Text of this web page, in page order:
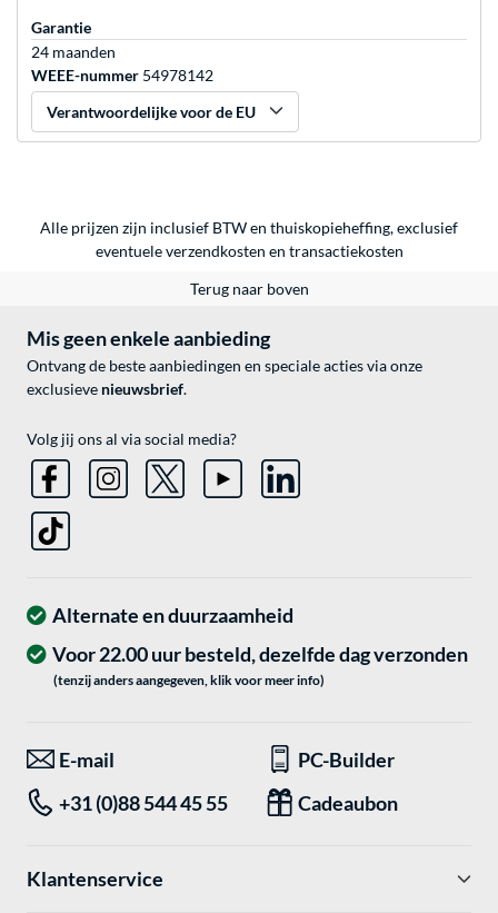
Garantie
24 maanden
WEEE-nummer 54978142
Verantwoordelijke voor de EU
Alle prijzen zijn inclusief BTW en thuiskopieheffing, exclusief
eventueleverzendkosten en transactiekosten
Terug naar boven
Mis geen enkele aanbieding
Ontvang de beste aanbiedingen en speciale acties via onze
exclusieve nieuwsbrief.
Volg jij ons al via social media?
Alternate en duurzaamheid
Voor 22.00 uur besteld, dezelfde dag verzonden
(tenzij anders aangegeven, klik voor meer info)
E-mail
PC-Builder
+31 (0)88 544 45 55
Cadeaubon
Klantenservice